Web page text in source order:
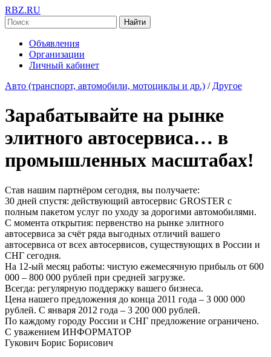
RBZ.RU
Найти
Объявления
Организации
Личный кабинет
Авто (транспорт, автомобили, мотоциклы и др.) / Другое
Зарабатывайте на рынке
элитного автосервиса… в
промышленных масштабах!
Став нашим партнёром сегодня, вы получаете:
30 дней спустя: действующий автосервис GROSTER с
полным пакетом услуг по уходу за дорогими автомобилями.
С момента открытия: первенство на рынке элитного
автосервиса за счёт ряда выгодных отличий вашего
автосервиса от всех автосервисов, существующих в России и
СНГ сегодня.
На 12-ый месяц работы: чистую ежемесячную прибыль от 600
000 – 800 000 рублей при средней загрузке.
Всегда: регулярную поддержку вашего бизнеса.
Цена нашего предложения до конца 2011 года – 3 000 000
рублей. С января 2012 года – 3 200 000 рублей.
По каждому городу России и СНГ предложение ограничено.
С уважением ИНФОРМАТОР
Гукович Борис Борисович